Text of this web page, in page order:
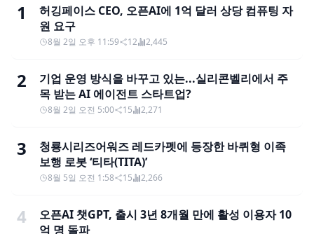
1
허깅페이스 CEO, 오픈AI에 1억 달러 상당 컴퓨팅 자
원 요구
8월 2일 오후 11:59 12 2,445
2
기업 운영 방식을 바꾸고 있는...실리콘벨리에서 주
목 받는 AI 에이전트 스타트업?
8월 2일 오전 5:00 15 2,271
3
청룡시리즈어워즈 레드카펫에 등장한 바퀴형 이족
보행 로봇 ‘티타(TITA)’
8월 5일 오전 1:58 15 2,266
4
오픈AI 챗GPT, 출시 3년 8개월 만에 활성 이용자 10
억 명 돌파